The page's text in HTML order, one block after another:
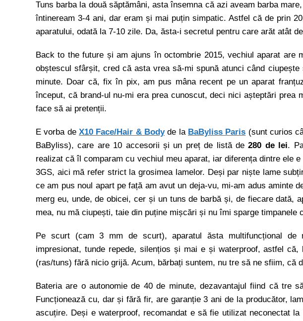
Tuns barba la două săptămâni, asta însemna că azi aveam barba
întineream 3-4 ani, dar eram și mai puțin simpatic. Astfel că de prin
aparatului, odată la 7-10 zile. Da, ăsta-i secretul pentru care arăt atât
Back to the future și am ajuns în octombrie 2015, vechiul aparat are
obștescul sfârșit, cred că asta vrea să-mi spună atunci când
minute. Doar că, fix în pix, am pus mâna recent pe un aparat
început, că brand-ul nu-mi era prea cunoscut, deci nici așteptări prea
face să ai pretenții.
E vorba de X10 Face/Hair & Bodyde la BaByliss Paris (sunt curios
BaByliss), care are 10 accesorii și un preț de listă de280 de lei.
realizat că îl comparam cu vechiul meu aparat, iar diferența dintre ele
3GS, aici mă refer strict la grosimea lamelor. Deși par niște lame
ce am pus noul apart pe față am avut un deja-vu, mi-am adus aminte
merg eu, unde, de obicei, cer și un tuns de barbă și, de fiecare dată,
mea, nu mă ciupești, taie din puține mișcări și nu îmi sparge timpanele
Pe scurt (cam 3 mm de scurt), aparatul ăsta multifuncțional de
impresionat, tunde repede, silențios și mai e și waterproof, astfel
(ras/tuns) fără nicio grijă. Acum, bărbați suntem, nu tre să ne sfiim, că
Bateria are o autonomie de 40 de minute, dezavantajul fiind că tre
Funcționează cu, dar și fără fir, are garanție 3 ani de la producător,
ascuțire. Deși e waterproof, recomandat e să fie utilizat neconectat